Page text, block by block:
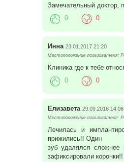
Замечательный доктор,
0
0
Инна 23.01.2017 21:20
Местоположение пользователя:
Клиника где к тебе
0
0
Елизавета 29.09.2016 14:06
Местоположение пользователя:
Лечилась и
прижились!! Один
зуб удалялся сложнее
зафиксировали